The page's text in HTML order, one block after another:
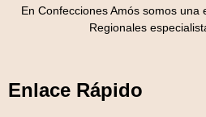
En Confecciones Amós somos una
Regionales
Enlace Rápido